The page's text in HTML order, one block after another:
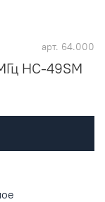
арт. 64.000
HC-49SM